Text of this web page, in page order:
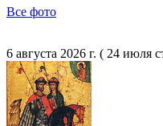
Все фото
6 августа 2026 г. ( 24 июля